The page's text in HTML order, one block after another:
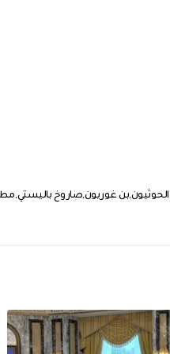
الحوثيون بن غوريون صاروخ باليستي